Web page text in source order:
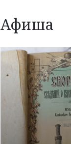
Афиша